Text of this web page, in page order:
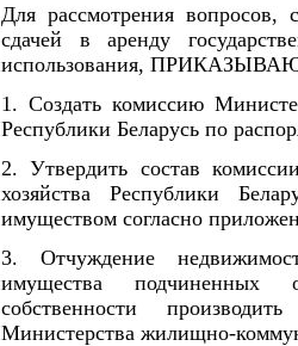
Для рассмотрения вопросов,
сдачей в аренду
использования,
1. Создать комиссию
Республики Беларусь по
2. Утвердить состав
хозяйства Республики
имуществом согласно
3. Отчуждение
имущества подчиненных
собственности
Министерства жилищно-